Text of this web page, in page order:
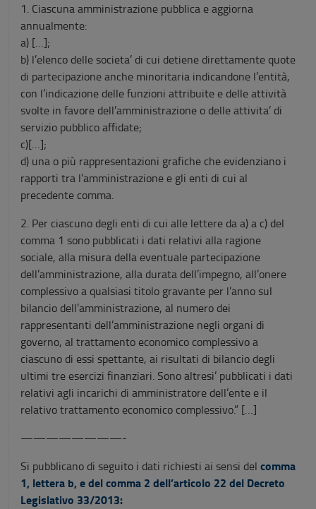
1. Ciascuna amministrazione pubblica e aggiorna
annualmente:
a) […];
b) l’elenco delle societa’ di cui detiene direttamente quote
di partecipazione anche minoritaria indicandone l’entità,
con l’indicazione delle funzioni attribuite e delle attività
svolte in favore dell’amministrazione o delle attivita’ di
servizio pubblico affidate;
c)[…];
d) una o più rappresentazioni grafiche che evidenziano i
rapporti tra l’amministrazione e gli enti di cui al
precedente comma.
2. Per ciascuno degli enti di cui alle lettere da a) a c) del
comma 1 sono pubblicati i dati relativi alla ragione
sociale, alla misura della eventuale partecipazione
dell’amministrazione, alla durata dell’impegno, all’onere
complessivo a qualsiasi titolo gravante per l’anno sul
bilancio dell’amministrazione, al numero dei
rappresentanti dell’amministrazione negli organi di
governo, al trattamento economico complessivo a
ciascuno di essi spettante, ai risultati di bilancio degli
ultimi tre esercizi finanziari. Sono altresi’ pubblicati i dati
relativi agli incarichi di amministratore dell’ente e il
relativo trattamento economico complessivo.” […]
————————-
Si pubblicano di seguito i dati richiesti ai sensi del comma
1, lettera b, e del comma 2 dell’articolo 22 del Decreto
Legislativo 33/2013: